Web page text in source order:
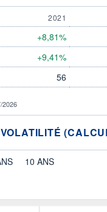
2021
+8,81%
+9,41%
56
2026
10 ANS